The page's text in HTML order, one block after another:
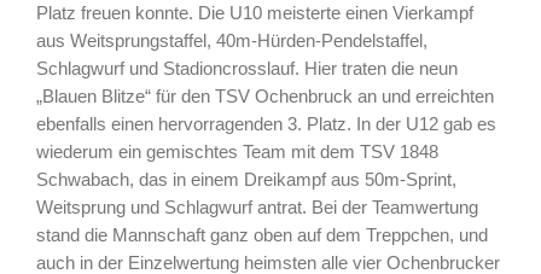
Platz freuen konnte. Die U10 meisterte einen Vierkampf
aus Weitsprungstaffel, 40m-Hürden-Pendelstaffel,
Schlagwurf und Stadioncrosslauf. Hier traten die neun
„Blauen Blitze“ für den TSV Ochenbruck an und erreichten
ebenfalls einen hervorragenden 3. Platz. In der U12 gab es
wiederum ein gemischtes Team mit dem TSV 1848
Schwabach, das in einem Dreikampf aus 50m-Sprint,
Weitsprung und Schlagwurf antrat. Bei der Teamwertung
stand die Mannschaft ganz oben auf dem Treppchen, und
auch in der Einzelwertung heimsten alle vier Ochenbrucker